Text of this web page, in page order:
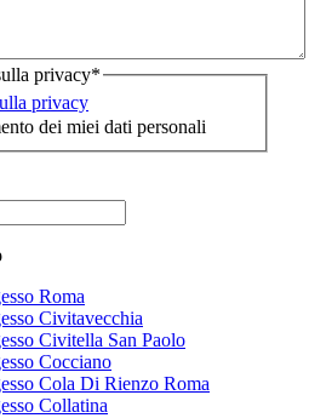
privacy*
privacy
dei miei dati personali
Roma
Civitavecchia
Civitella San Paolo
Cocciano
Cola Di Rienzo Roma
Collatina